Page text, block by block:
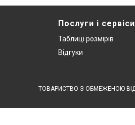
Послуги і сервіси
Таблиці розмірів
Відгуки